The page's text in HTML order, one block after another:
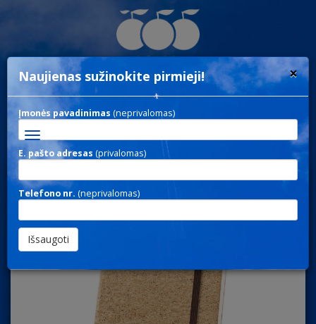
Toggle
navigation
NOTE 194 / UŽRAŠINĖS
×
Naujienas sužinokite pirmieji!
Įmonės pavadinimas (neprivalomas)
E. pašto adresas (privalomas)
Telefono nr. (neprivalomas)